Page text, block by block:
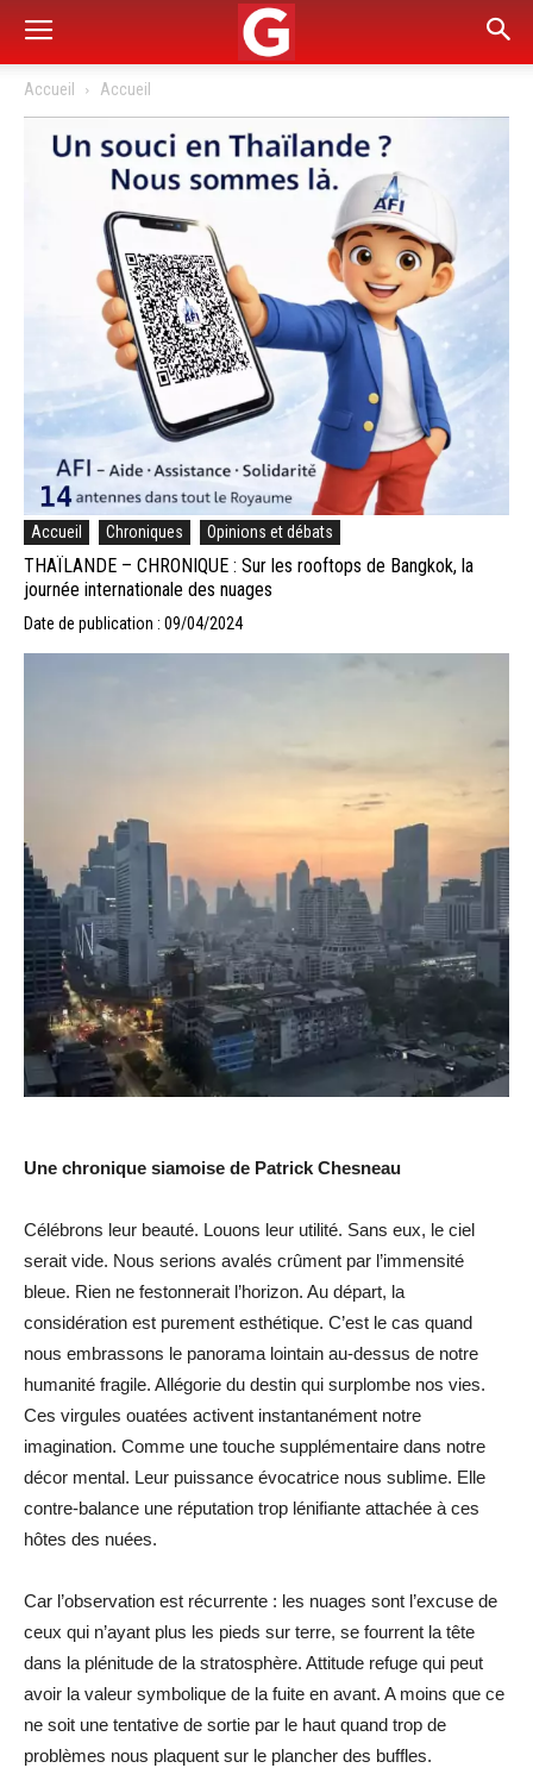
Accueil Accueil
Accueil Chroniques Opinions et débats
THAÏLANDE – CHRONIQUE : Sur les rooftops de Bangkok, la
journée internationale des nuages
Date de publication : 09/04/2024
Une chronique siamoise de Patrick Chesneau
Célébrons leur beauté. Louons leur utilité. Sans eux, le ciel
serait vide. Nous serions avalés crûment par l’immensité
bleue. Rien ne festonnerait l’horizon. Au départ, la
considération est purement esthétique. C’est le cas quand
nous embrassons le panorama lointain au-dessus de notre
humanité fragile. Allégorie du destin qui surplombe nos vies.
Ces virgules ouatées activent instantanément notre
imagination. Comme une touche supplémentaire dans notre
décor mental. Leur puissance évocatrice nous sublime. Elle
contre-balance une réputation trop lénifiante attachée à ces
hôtes des nuées.
Car l’observation est récurrente : les nuages sont l’excuse de
ceux qui n’ayant plus les pieds sur terre, se fourrent la tête
dans la plénitude de la stratosphère. Attitude refuge qui peut
avoir la valeur symbolique de la fuite en avant. A moins que ce
ne soit une tentative de sortie par le haut quand trop de
problèmes nous plaquent sur le plancher des buffles.